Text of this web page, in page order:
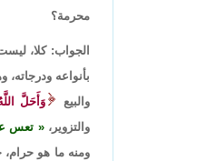
محرمة؟
الجواب: كلا،
بأنواعه ودرجاته،
والبيع وَأَحَلَّ
والتزوير،
تعس
ومنه ما هو